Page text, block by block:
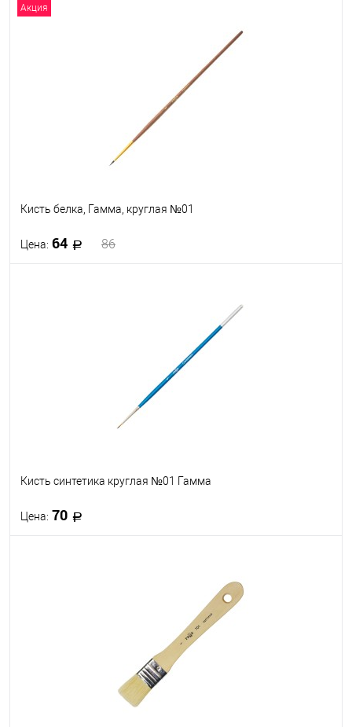
Акция
Кисть белка, Гамма, круглая №01
Цена: 64 86
В наличии
Кисть синтетика круглая №01 Гамма
Цена: 70
В наличии